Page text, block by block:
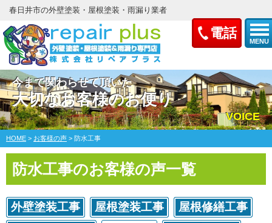
電話
MENU
春日井市の外壁塗装・屋根塗装・雨漏り業者
今まで関わらせて頂いた
大切なお客様のお便り
VOICE
HOME > お客様の声 > 防水工事
防水工事のお客様の声一覧
外壁塗装工事 屋根塗装工事
屋根修繕工事